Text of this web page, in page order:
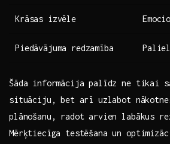
Krāsas izvēle
Piedāvājuma redzamība
Šāda informācija palīdz ne tikai
situāciju, bet arī uzlabot nākotnes
plānošanu, radot arvien labākus
Mērķtiecīga testēšana un